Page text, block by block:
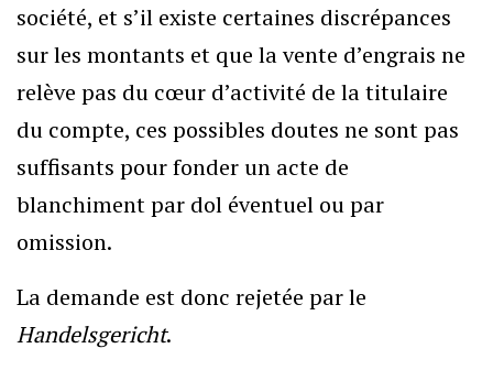
société, et s’il existe certaines discrépances
sur les montants et que la vente d’engrais ne
relève pas du cœur d’activité de la titulaire
du compte, ces possibles doutes ne sont pas
suffisants pour fonder un acte de
blanchiment par dol éventuel ou par
omission.
La demande est donc rejetée par le
Handelsgericht.